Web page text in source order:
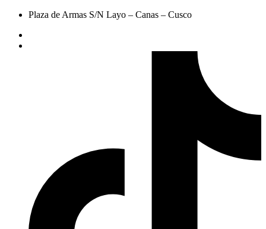
Plaza de Armas S/N Layo – Canas – Cusco